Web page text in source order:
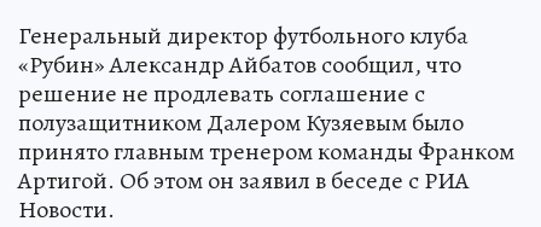
Генеральный директор футбольного клуба
«Рубин» Александр Айбатов сообщил, что
решение не продлевать соглашение с
полузащитником Далером Кузяевым было
принято главным тренером команды Франком
Артигой. Об этом он заявил в беседе с РИА
Новости.